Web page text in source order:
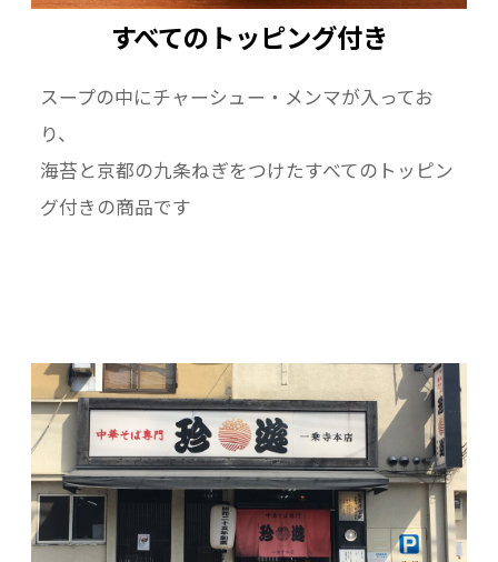
※原材料に小麦・乳成分・ごま・大豆・豚肉を
※本品製造工場では、えび、卵を含む製品 を生
※本品は生ものです。火が通るまで十分に加熱
してください。
来ません。
ご購入いただいた場合はキャンセル処理させて
いただきます。予めご了承ください。
すべてのトッピング付き
スープの中にチャーシュー・メンマが入ってお
り、
海苔と京都の九条ねぎをつけたすべてのトッピン
グ付きの商品です